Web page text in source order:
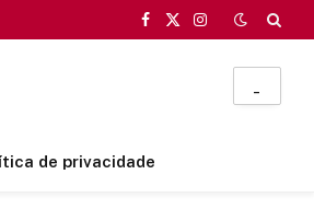
Facebook
X
Instagram
de privacidade